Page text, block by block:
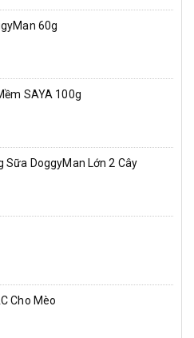
60g
SAYA 100g
Sữa DoggyMan Lớn 2 Cây
Cho Mèo